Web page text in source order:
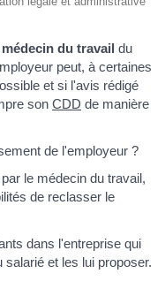
médecin du travail du
peut, à certaines
et si l'avis rédigé
son CDD de manière
de l'employeur ?
le médecin du travail,
de reclasser le
dans l'entreprise qui
et les lui proposer.